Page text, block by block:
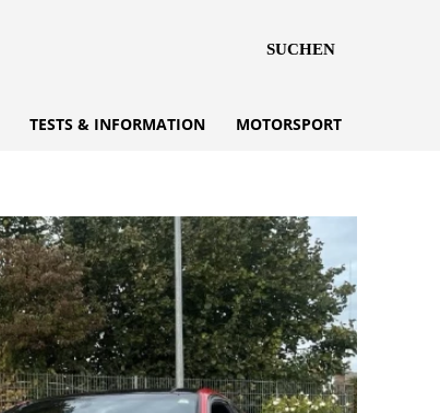
SUCHEN
TESTS & INFORMATION MOTORSPORT